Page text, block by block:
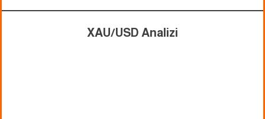
XAU/USD Analizi